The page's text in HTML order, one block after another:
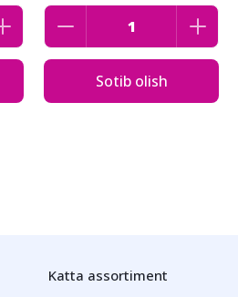
Sotib olish
Katta assortiment